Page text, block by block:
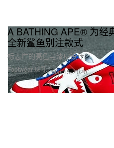
Footwear 球鞋
A BATHING APE® 为经
全新鲨鱼别注款式
标志性的亮色与漆皮设计！
Mar 15, 2020